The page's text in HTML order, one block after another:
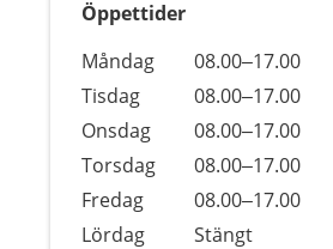
Öppettider
Dag
Öppettider
Kommentarer
Måndag
08.00–17.00
Tisdag
08.00–17.00
Onsdag
08.00–17.00
Torsdag
08.00–17.00
Fredag
08.00–17.00
Lördag
Stängt